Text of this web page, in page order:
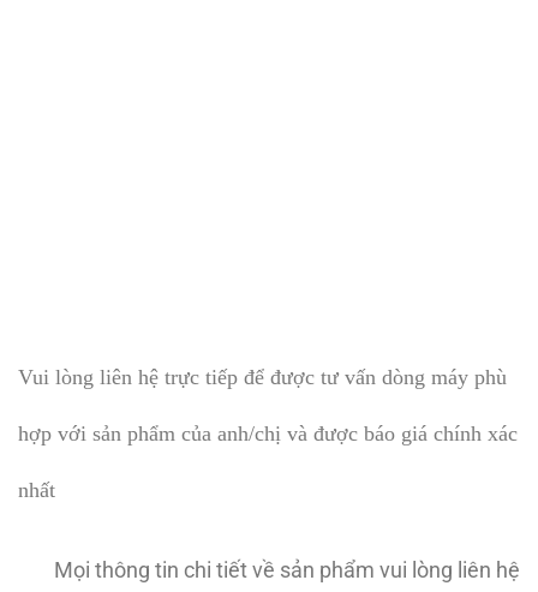
Vui lòng liên hệ trực tiếp để được tư vấn dòng máy phù
hợp với sản phẩm của anh/chị và được báo giá chính xác
nhất
Mọi thông tin chi tiết về sản phẩm vui lòng liên hệ